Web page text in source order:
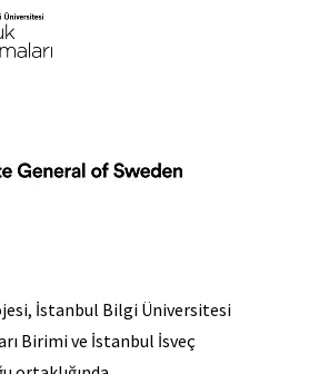
İstanbul Bilgi Üniversitesi
Birimi ve İstanbul İsveç